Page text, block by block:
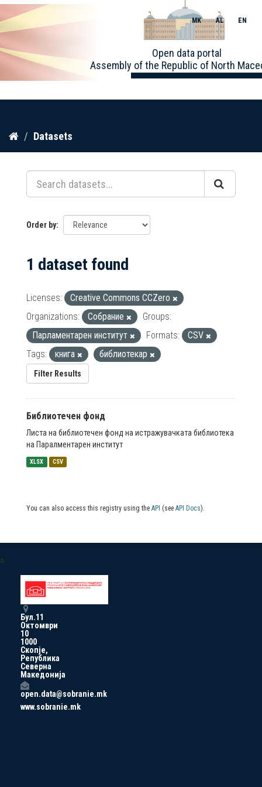
Skip
content
Open data portal
Assembly of the Republic of North
MK AL EN
Datasets
Order by
1 dataset found
Licenses:
Creative Commons CCZero
Organizations:
Собрание
Groups:
Парламентарен институт
Formats:
CSV
Tags:
книга библиотекар
Filter Results
Библиотечен фонд
Листа на библиотечен фонд на истражувачката библиотека
на Паралментарен институт
XLSX CSV
You can also access this registry using the API (see API Docs).
a
Бул.11
Октомври
10
1000
Скопје,
Република
Северна
Македонија
open.data@sobranie.mk
www.sobranie.mk